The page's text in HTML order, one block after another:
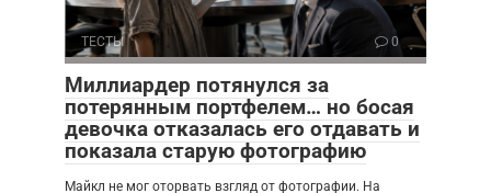
ТЕСТЫ 0
Миллиардер потянулся за
потерянным портфелем… но босая
девочка отказалась его отдавать и
показала старую фотографию
Майкл не мог оторвать взгляд от фотографии. На